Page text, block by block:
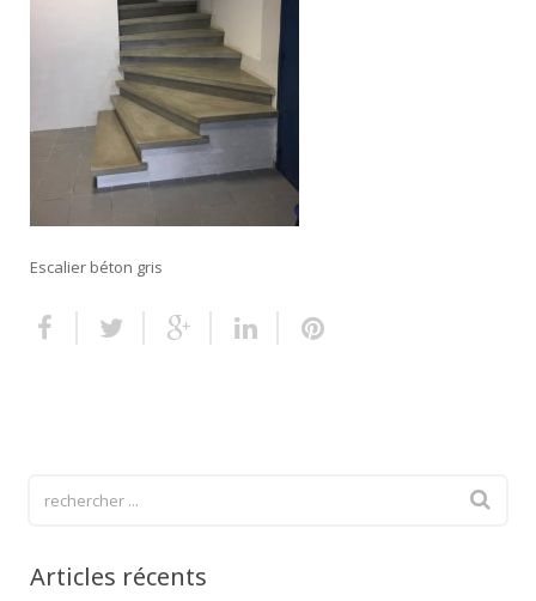
Escalier extérieur
Finitions pour escalier
Escalier béton gris
Articles récents